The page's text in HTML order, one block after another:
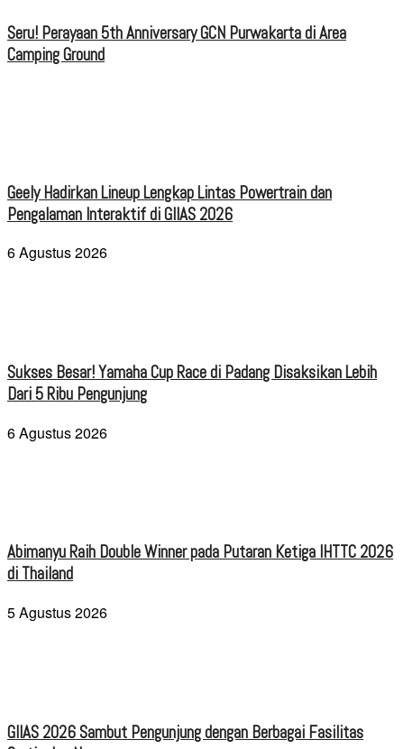
Seru! Perayaan 5th Anniversary GCN Purwakarta di Area
Camping Ground
Geely Hadirkan Lineup Lengkap Lintas Powertrain dan
Pengalaman Interaktif di GIIAS 2026
6 Agustus 2026
Sukses Besar! Yamaha Cup Race di Padang Disaksikan Lebih
Dari 5 Ribu Pengunjung
6 Agustus 2026
Abimanyu Raih Double Winner pada Putaran Ketiga IHTTC 2026
di Thailand
5 Agustus 2026
GIIAS 2026 Sambut Pengunjung dengan Berbagai Fasilitas